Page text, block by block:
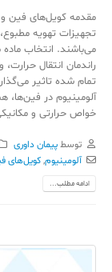
مقدمه کویل‌های فین
تجهیزات تهویه
می‌باشند. انتخاب
راندمان انتقال
تمام شده تاثیر
آلومینیوم در فین‌ها،
خواص حرارتی و
توسطپیمان داوری
آلومینیوم,کویل‌های
ادامه مطلب...